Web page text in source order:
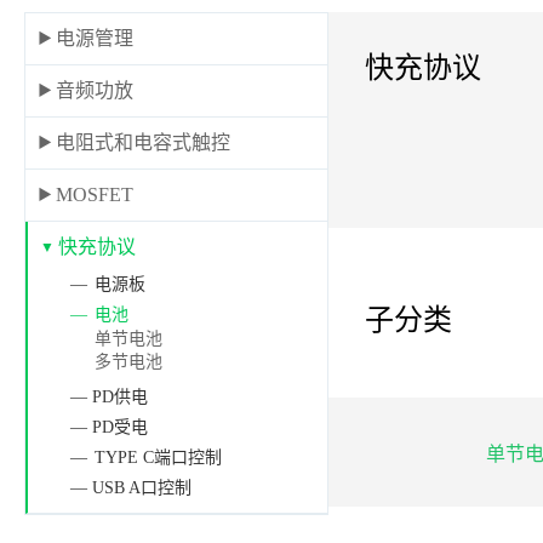
电源管理
音频功放
电阻式和电容式触控
MOSFET
快充协议
电源板
电池
单节电池
多节电池
— PD供电
— PD受电
TYPE C端口控制
— USB A口控制
快充协议
子分类
单节